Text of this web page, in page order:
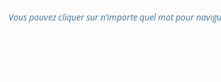
Vous pouvez cliquer sur n’importe quel mot pour